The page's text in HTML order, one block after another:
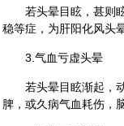
若头晕目眩，甚则
稳等症，为肝阳化风头
3.气血亏虚头晕
若头晕目眩渐起，
脾，或久病气血耗伤，